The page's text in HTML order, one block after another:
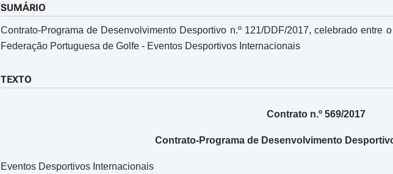
SUMÁRIO
Contrato-Programa de Desenvolvimento Desportivo n.º 121/DDF/2017, celebrado entre
Federação Portuguesa de Golfe - Eventos Desportivos Internacionais
TEXTO
Contrato n.º 569/2017
Contrato-Programa de Desenvolvimento
Eventos Desportivos Internacionais